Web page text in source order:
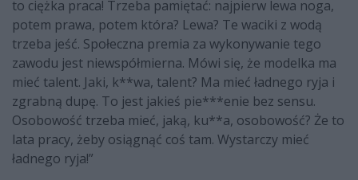
to ciężka praca! Trzeba pamiętać: najpierw lewa noga,
potem prawa, potem która? Lewa? Te waciki z wodą
trzeba jeść. Społeczna premia za wykonywanie tego
zawodu jest niewspółmierna. Mówi się, że modelka ma
mieć talent. Jaki, k**wa, talent? Ma mieć ładnego ryja i
zgrabną dupę. To jest jakieś pie***enie bez sensu.
Osobowość trzeba mieć, jaką, ku**a, osobowość? Że to
lata pracy, żeby osiągnąć coś tam. Wystarczy mieć
ładnego ryja!”